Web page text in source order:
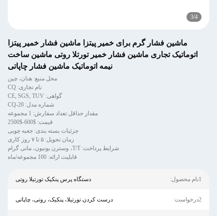
3/4
ماشین فشار گرم برای خمیر پیتزا ماشین فشار خمیر پیتزا
اتوماتیک تجاری ماشین فشار خمیر تورتلا روتی ماشین ساخت
نیمه اتوماتیک ماشین فشار چاپاتی
محل منبع: هنان، چین
نام تجاری: CQ
گواهی: CE, SGS, TUV
شماره مدل: CQ-20
مقدار حداقل تعداد سفارش: 1 مجموعه
قیمت: $600-$2500
جزئیات بسته بندی: جعبه چوبی
زمان تحویل: ۵ تا ۷ روز کاری
شرایط پرداخت: T/T، وسترن یونیون، مانی گرام
قابلیت ارائه: 100 مجموعه/ماه
1نام محصول: دستگاه پرس پنکیک تورتیلا روتی
2درخواست: درست کردن تورتیلا، پنکیک، روتی، چاپاتی